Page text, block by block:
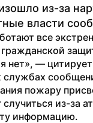
из-за
власти
все
нет», —
службах
пожару
случиться из-за
информацию.